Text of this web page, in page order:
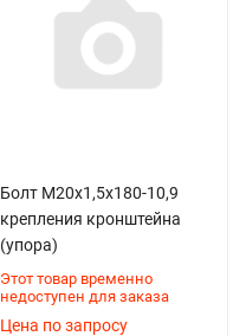
Болт М20х1,5х180-10,9
крепления кронштейна
(упора)
Этот товар временно
недоступен для заказа
Цена по запросу